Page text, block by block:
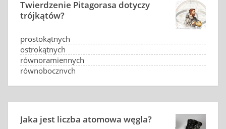
Twierdzenie Pitagorasa dotyczy
trójkątów?
prostokątnych
ostrokątnych
równoramiennych
równobocznych
Jaka jest liczba atomowa węgla?